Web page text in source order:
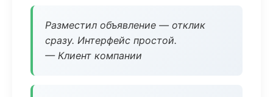
Разместил объявление — отклик
сразу. Интерфейс простой.
— Клиент компании